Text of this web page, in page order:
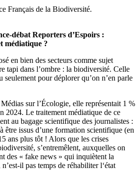
Français de la Biodiversité.
débat Reporters d’Espoirs :
médiatique ?
en bien des secteurs comme sujet
tapi dans l’ombre : la biodiversité. Celle
seulement pour déplorer qu’on n’en parle
sur l’Écologie, elle représentait 1 %
2024. Le traitement médiatique de ce
au bagage scientifique des journalistes :
être issus d’une formation scientifique (en
ans plus tôt ! Alors que les crises
s’entremêlent, auxquelles on
des « fake news » qui inquiètent la
il pas temps de réhabiliter l‘état